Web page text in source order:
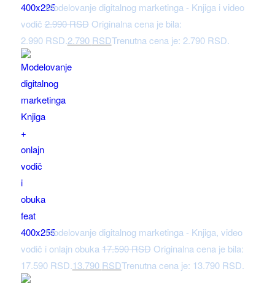
Modelovanje digitalnog marketinga - Knjiga i video
vodič 2.990RSD Originalna cena je bila:
2.990 RSD.2.790 RSDTrenutna cena je: 2.790 RSD.
Modelovanje digitalnog marketinga - Knjiga, video
vodič i onlajn obuka 17.590RSD Originalna cena je bila:
17.590 RSD.13.790 RSDTrenutna cena je: 13.790 RSD.